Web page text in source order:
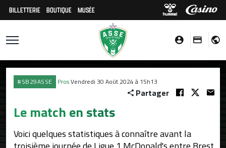
BILLETTERIE BOUTIQUE MUSÉE
#SB29ASSE ProsVendredi 30 Août 2024 à 15h13
Partager
Le match en stats
Voici quelques statistiques à connaître avant la